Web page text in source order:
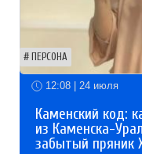
ПЕРСОНА
12:08 | 24 июля
Каменский код:
из Каменска-
забытый пряник